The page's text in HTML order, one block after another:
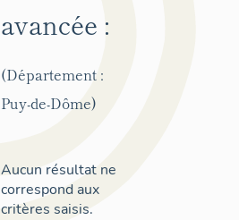
avancée :
(Département :
Puy-de-Dôme)
Aucun résultat ne
correspond aux
critères saisis.